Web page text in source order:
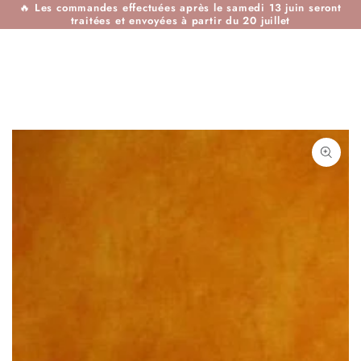
IGNORER LE
CONTENU
🔥 Les commandes effectuées après le samedi 13 juin seront
traitées et envoyées à partir du 20 juillet